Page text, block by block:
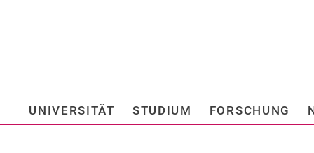
Springe direkt zu:
UNIVERSITÄT STUDIUM FORSCHUNG